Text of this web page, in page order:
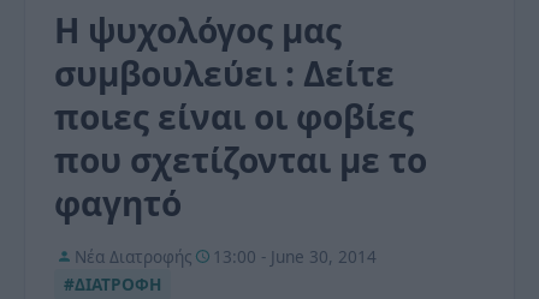
Η ψυχολόγος μας
συμβουλεύει : Δείτε
ποιες είναι οι φοβίες
που σχετίζονται με το
φαγητό
Νέα Διατροφής
13:00 - June 30, 2014
#ΔΙΑΤΡΟΦΗ